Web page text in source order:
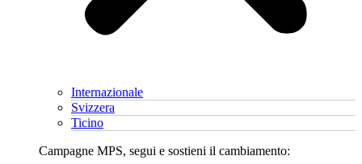
Internazionale
Svizzera
Ticino
Campagne MPS, segui e sostieni il cambiamento: